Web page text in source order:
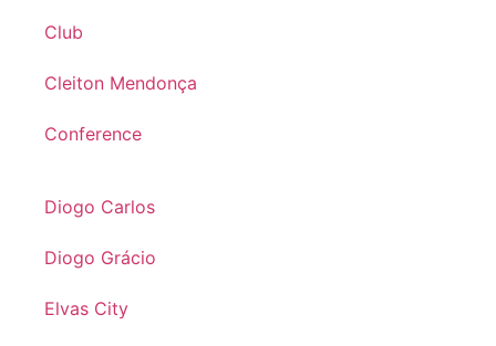
Club
Cleiton Mendonça
Conference
Diogo Carlos
Diogo Grácio
Elvas City